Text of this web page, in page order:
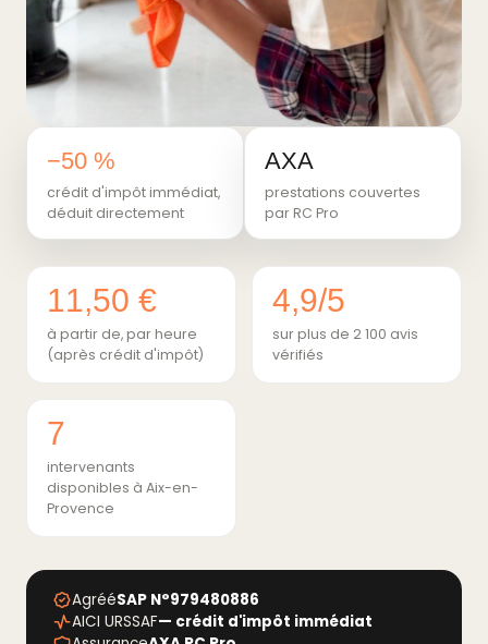
−50 %
crédit d'impôt immédiat,
déduit directement
AXA
prestations couvertes
par RC Pro
11,50 €
à partir de, par heure
(après crédit d'impôt)
4,9/5
sur plus de 2 100 avis
vérifiés
7
intervenants
disponibles à Aix-en-
Provence
AgrééSAP N°979480886
AICI URSSAF— crédit d'impôt immédiat